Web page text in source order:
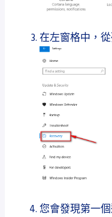
在左窗格中，
您會發現第一